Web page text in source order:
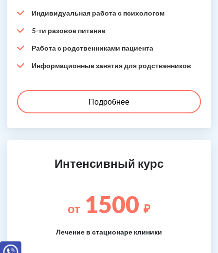
Индивидуальная работа с психологом
5-ти разовое питание
Работа с родственниками пациента
Информационные занятия для родственников
Подробнее
Интенсивный курс
от 1500 ₽
Лечение в стационаре клиники